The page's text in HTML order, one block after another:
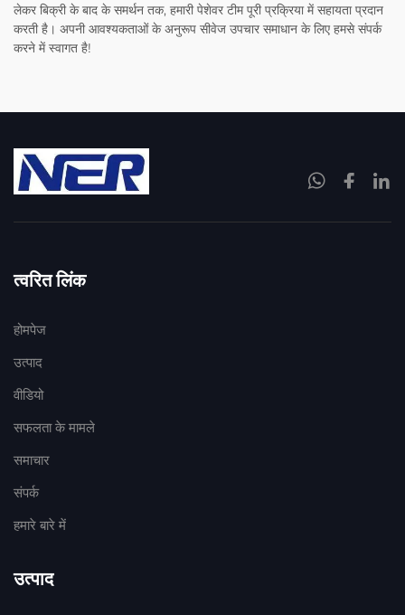
लेकर बिक्री के बाद के समर्थन तक, हमारी पेशेवर टीम पूरी प्रक्रिया में सहायता प्रदान
करती है। अपनी आवश्यकताओं के अनुरूप सीवेज उपचार समाधान के लिए हमसे संपर्क
करने में स्वागत है!
त्वरित लिंक
होमपेज
उत्पाद
वीडियो
सफलता के मामले
समाचार
संपर्क
हमारे बारे में
उत्पाद